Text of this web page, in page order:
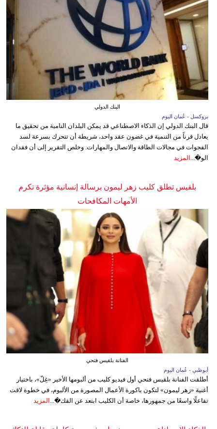
البنك الدولي
بروكسل - عُمان اليوم
قال البنك الدولي إن الذكاء الاصطناعي قد يمكن البلدان النامية من تحقيق ما
يعادل قرناً من التنمية في غضون عقد واحد، شريطة أن تتحرك بسرعة لسد
الفجوات في مجالات الطاقة والاتصال والمهارات. وخلص التقرير إلى أن فقدان
الو�... المزيد
بلقيس تطلق كليب زهر ليمون برسالة إنسانية مؤثرة تكرم
الأمهات المكافحات
الفنانة بلقيس فتحي
أبوظبي - عُمان اليوم
أطلقت الفنانة بلقيس فتحي أول فيديو كليب من ألبومها الأخير «غِلّ»، باختيار
أغنية «زهر ليمون» لتكون باكورة الأعمال المصورة من الألبوم، في خطوة لاقت
تفاعلًا واسعًا من جمهورها، خاصة أن الكليب ابتعد عن الفك�... المزيد